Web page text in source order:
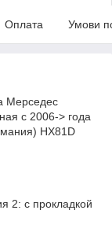
Оплата Умови
Мерседес
с 2006-> года
HX81D
2: с прокладкой